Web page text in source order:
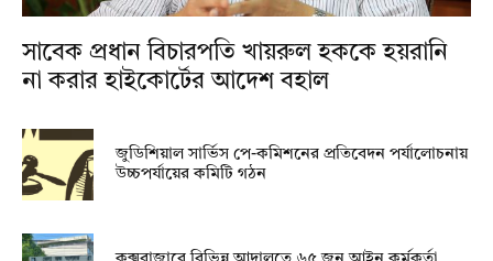
সাবেক প্রধান বিচারপতি খায়রুল হককে হয়রানি
না করার হাইকোর্টের আদেশ বহাল
জুডিশিয়াল সার্ভিস পে-কমিশনের প্রতিবেদন পর্যালোচনায়
উচ্চপর্যায়ের কমিটি গঠন